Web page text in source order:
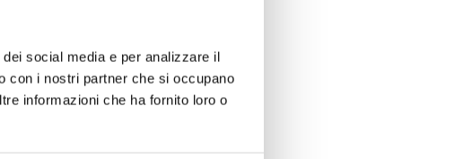
social media e per analizzare il
con i nostri partner che si occupano
informazioni che ha fornito loro o